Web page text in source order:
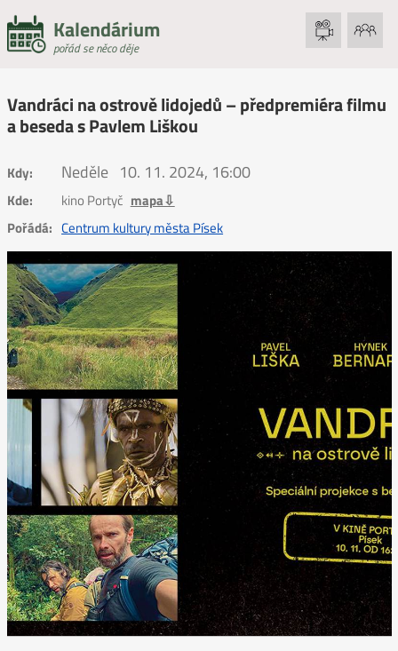
Kalendárium
pořád se něco děje
Vandráci na ostrově lidojedů – předpremiéra filmu
a beseda s Pavlem Liškou
Kdy: Neděle 10. 11. 2024, 16:00
Kde: kino Portyč mapa⇩
Pořádá: Centrum kultury města Písek